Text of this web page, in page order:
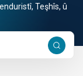
Teşhîs, û